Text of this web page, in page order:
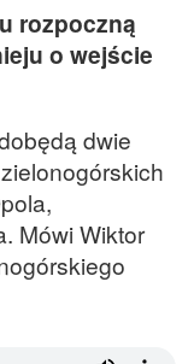
rozpoczną
o wejście
dwie
Mówi Wiktor